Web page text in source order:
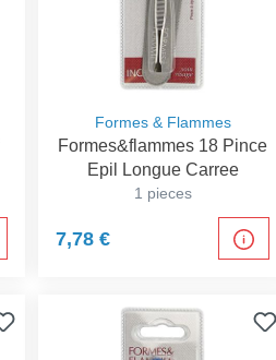
Formes & Flammes
Formes&flammes 18 Pince
Epil Longue Carree
1 pieces
7,78 €